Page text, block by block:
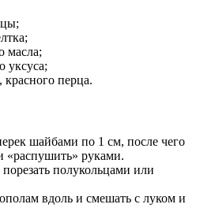
масла;
уксуса;
красного перца.
шайбами по 1 см, после чего
«распушить» руками.
полукольцами или
вдоль и смешать с луком и